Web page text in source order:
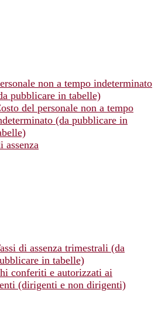
non a tempo indeterminato
pubblicare in tabelle)
del personale non a tempo
(da pubblicare in
assenza
di assenza trimestrali (da
in tabelle)
conferiti e autorizzati ai
(dirigenti e non dirigenti)